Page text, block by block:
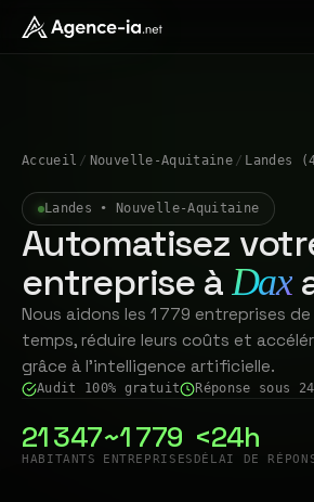
Accueil / Nouvelle-Aquitaine / Landes
Landes • Nouvelle-Aquitaine
Automatisez
entreprise à Dax
Nous aidons les 1 779 entreprises
temps, réduire leurs coûts et
grâce à l'intelligence artificielle.
Audit 100% gratuit Réponse sous
21 347
HABITANTS
~1 779
ENTREPRISES
<24h
DÉLAI DE